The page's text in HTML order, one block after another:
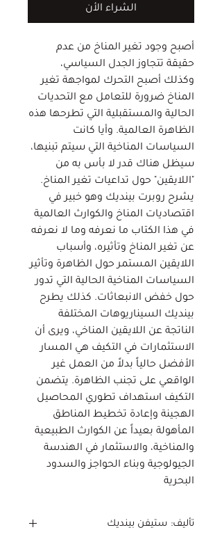
الشراء الأن
أصبح وجود تغير المناخ من عدم
حقيقة تتجاوز الجدل السياسي،
وكذلك أصبح التحرك لمواجهة تغير
المناخ ضرورة للتعامل مع التحديات
الحالية والمستقبلية التي تطرحها هذه
الظاهرة العالمية. وأيا كانت
السياسات المناخية التي سيتم تبنيها،
سيظل هناك قدر لا بأس به من
"اللايقين" حول تداعيات تغير المناخ.
يشرح روبرت بينديك وهو خبير في
اقتصاديات المناخ والكوارث العالمية
في هذا الكتاب ما نعرفه وما لا نعرفه
عن تغير المناخ وتأثيره، وأسباب
اللايقين المستمر حول الظاهرة وتأثير
السياسات المناخية الحالية التي تدور
حول خفض الانبعاثات. كذلك يطرح
بينديك السيناريوهات المختلفة
الناتجة عن اللايقين المناخي، ويرى أن
الاستثمارات في التكيف هي المسار
الأفضل حالياً بدلاً من العمل غير
الواقعي على تجنب الظاهرة. يتضمن
التكيف استهداف تطوري المحاصيل
الهجينة وإعادة تخطيط المناطق
المأهولة بعيداً عن الكوارث الطبيعية
والمناخية، والاستثمار في الهندسة
الجيولوجية وبناء الحواجز والسدود
البحرية
تأليف: ستيفن بينديك